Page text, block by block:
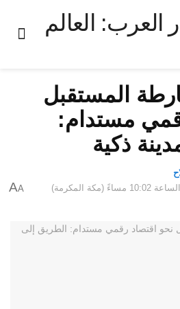
المستقبل
مستدام:
ذكية
A
A